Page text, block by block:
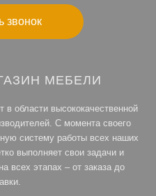
звонок
МЕБЕЛИ
в области высококачественной
С момента своего
систему работы всех наших
выполняет свои задачи и
всех этапах – от заказа до